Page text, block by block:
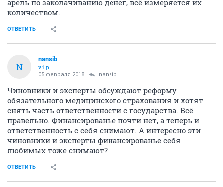
арель по заколачиванию денег, всё измеряется их
количеством.
ОТВЕТИТЬ
N
nansib
v.i.p.
05 февраля 2018 nansib
Чиновники и эксперты обсуждают реформу
обязательного медицинского страхования и хотят
снять часть ответственности с государства. Всё
правельно. Финансированье почти нет, а теперь и
ответственность с себя снимают. А интересно эти
чиновники и эксперты финансированье себя
любимых тоже снимают?
ОТВЕТИТЬ